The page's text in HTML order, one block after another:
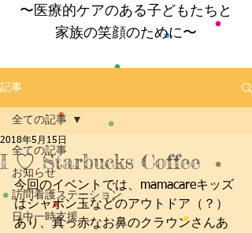
〜医療的ケアのある子どもたちと
家族の笑顔のために〜
記事
全ての記事
お知らせ
訪問看護ステーション
日中一時支援
全ての記事
I ♡ Starbucks Coffee
2018年5月15日
今回のイベントでは、mamacareキッズ
はシャボン玉などのアウトドア（？）
あり、真っ赤なお鼻のクラウンさんあ